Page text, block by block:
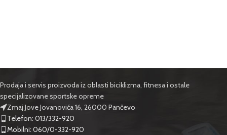
Prodaja i servis proizvoda iz oblasti biciklizma, fitnesa i ostale
specijalizovane sportske opreme
Zmaj Jove Jovanovića 16, 26000 Pančevo
Telefon: 013/332-920
Mobilni: 060/0-332-920